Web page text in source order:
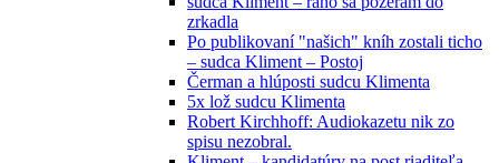
zrkadla
Po publikovaní "našich" kníh zostali ticho
– sudca Kliment – Postoj
Čerman a hlúposti sudcu Klimenta
5x lož sudcu Klimenta
Robert Kirchhoff: Audiokazetu nik zo
spisu nezobral.